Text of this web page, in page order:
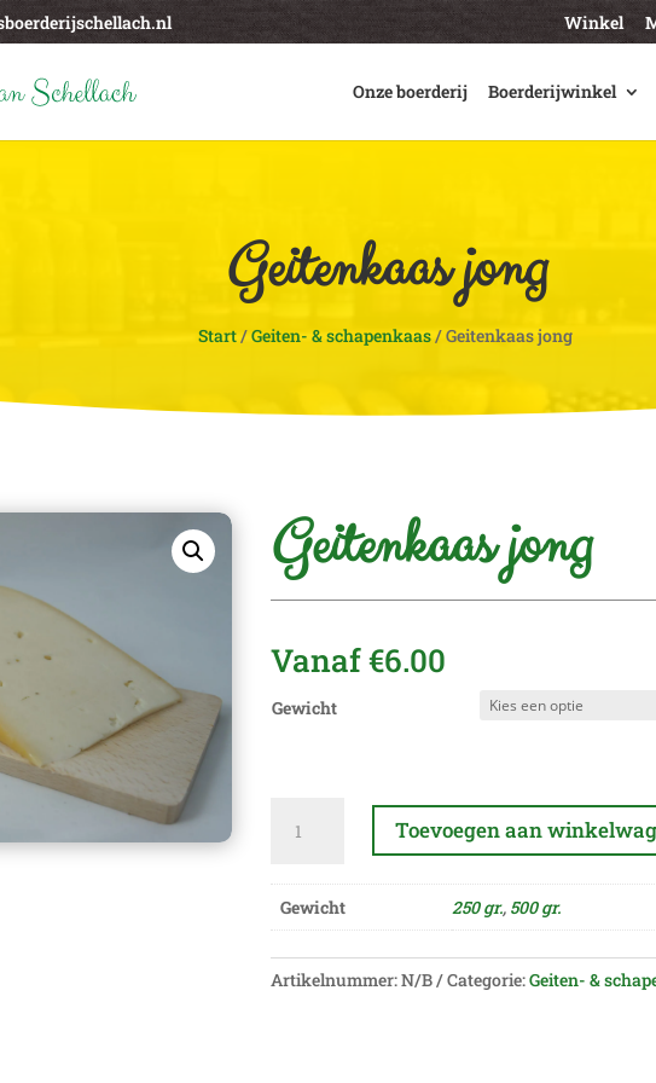
Winkel
Onze boerderij Boerderijwinkel
Geitenkaas jong
Start/Geiten- & schapenkaas/ Geitenkaas jong
Geitenkaas jong
Vanaf€6.00
Gewicht
jong
Toevoegen aan
t
e
r
Gewicht 250 gr., 500 gr.
Artikelnummer:N/B Categorie:Geiten- &